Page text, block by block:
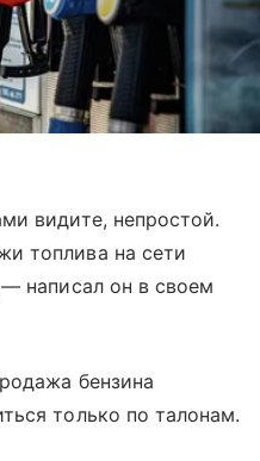
видите, непростой.
топлива на сети
— написал он в своем
бензина
только по талонам.